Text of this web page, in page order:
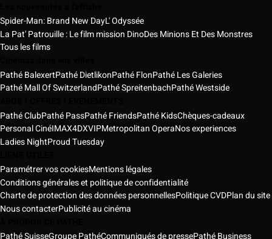
Spider-Man: Brand New DayL' Odyssée
La Pat' Patrouille : Le film mission DinoDes Minions Et Des Monstres
Tous les films
Pathé BalexertPathé DietlikonPathé FlonPathé Les Galeries
Pathé Mall Of SwitzerlandPathé SpreitenbachPathé Westside
Pathé ClubPathé PassPathé FriendsPathé KidsChèques-cadeaux
Personal CinéIMAX4DXVIPMetropolitan OperaNos experiences
Ladies NightProud Tuesday
Paramétrer vos cookiesMentions légales
Conditions générales et politique de confidentialité
Charte de protection des données personnellesPolitique CVDPlan du site
Nous contacterPublicité au cinéma
Pathé SuisseGroupe PathéCommuniqués de pressePathé Business